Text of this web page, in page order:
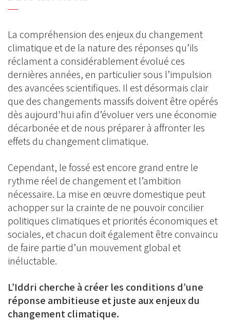
La compréhension des enjeux du changement
climatique et de la nature des réponses qu’ils
réclament a considérablement évolué ces
dernières années, en particulier sous l’impulsion
des avancées scientifiques. Il est désormais clair
que des changements massifs doivent être opérés
dès aujourd'hui afin d’évoluer vers une économie
décarbonée et de nous préparer à affronter les
effets du changement climatique.
Cependant, le fossé est encore grand entre le
rythme réel de changement et l’ambition
nécessaire. La mise en œuvre domestique peut
achopper sur la crainte de ne pouvoir concilier
politiques climatiques et priorités économiques et
sociales, et chacun doit également être convaincu
de faire partie d’un mouvement global et
inéluctable.
L’Iddri cherche à créer les conditions d’une
réponse ambitieuse et juste aux enjeux du
changement climatique.